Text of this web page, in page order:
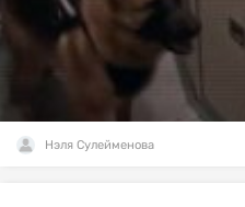
Нэля Сулейменова